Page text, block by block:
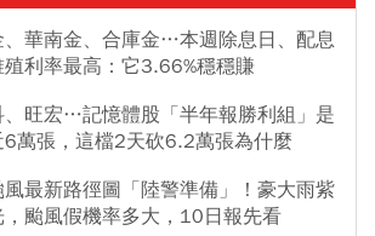
華南金、合庫金…本週除息日、配息
利率最高：它3.66%穩穩賺
旺宏…記憶體股「半年報勝利組」是
萬張，這檔2天砍6.2萬張為什麼
最新路徑圖「陸警準備」！豪大雨紫
颱風假機率多大，10日報先看